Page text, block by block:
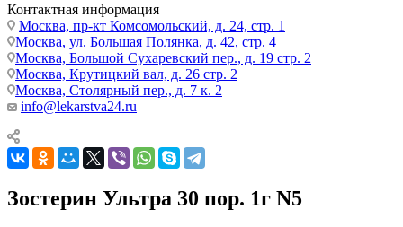
Контактная информация
Москва, пр-кт Комсомольский, д. 24, стр. 1
Москва, ул. Большая Полянка, д. 42, стр. 4
Москва, Большой Сухаревский пер., д. 19 стр. 2
Москва, Крутицкий вал, д. 26 стр. 2
Москва, Столярный пер., д. 7 к. 2
info@lekarstva24.ru
Зостерин Ультра 30 пор. 1г N5